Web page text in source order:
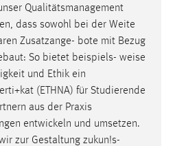
Qualitätsmanagement
dass sowohl bei der Weite
Zusatzange- bote mit Bezug
So bietet beispiels- weise
und Ethik ein
(ETHNA) für Studierende
aus der Praxis
entwickeln und umsetzen.
zur Gestaltung zukun!s-